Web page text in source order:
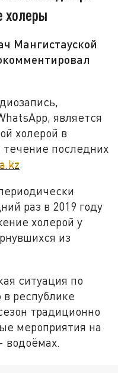
холеры
Мангистауской
является
холерой в
течение последних
.
раз в 2019 году
холерой у
из
ситуация по
республике
традиционно
мероприятия на
водоёмах.